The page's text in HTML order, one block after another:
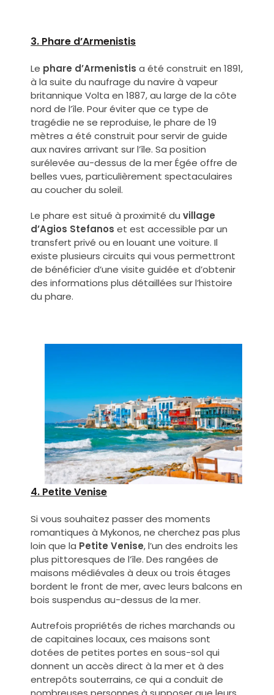
3. Phare d’Armenistis
Le phare d’Armenistis a été construit en 1891,
à la suite du naufrage du navire à vapeur
britannique Volta en 1887, au large de la côte
nord de l’île. Pour éviter que ce type de
tragédie ne se reproduise, le phare de 19
mètres a été construit pour servir de guide
aux navires arrivant sur l’île. Sa position
surélevée au-dessus de la mer Égée offre de
belles vues, particulièrement spectaculaires
au coucher du soleil.
Le phare est situé à proximité du village
d’Agios Stefanos et est accessible par un
transfert privé ou en louant une voiture. Il
existe plusieurs circuits qui vous permettront
de bénéficier d’une visite guidée et d’obtenir
des informations plus détaillées sur l’histoire
du phare.
4. Petite Venise
Si vous souhaitez passer des moments
romantiques à Mykonos, ne cherchez pas plus
loin que la Petite Venise, l’un des endroits les
plus pittoresques de l’île. Des rangées de
maisons médiévales à deux ou trois étages
bordent le front de mer, avec leurs balcons en
bois suspendus au-dessus de la mer.
Autrefois propriétés de riches marchands ou
de capitaines locaux, ces maisons sont
dotées de petites portes en sous-sol qui
donnent un accès direct à la mer et à des
entrepôts souterrains, ce qui a conduit de